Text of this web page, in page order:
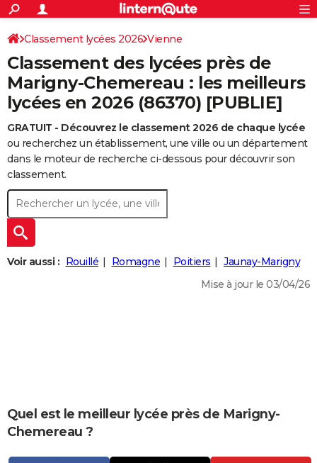
ACTUALITÉS
Politique
Société
Faits Divers
Education
Monde
Villes
+
SPORT
Coupe du monde 2026
Football
Tennis
Cyclisme
Rugby
Forum
CULTURE
Programme TV
TNT
Streaming
Cinéma
Sorties cinéma
Musique
+FINANCE
Retraite
Impôts
Epargne
Immobilier
Risques naturels par ville
Banque
Assurance
Crédit
AUTO
Essais
Réserver un essai
Citadines
Berlines
SUV
Forum auto
+
HIGH-TECH
BRICOLAGE
Forum
Aménagement intérieur
Extérieur
Cuisine
Salle de bains
Jardinage
Rangement
+WEEK-END
Guides de France
Escapades
Patrimoine
Expositions
Musées
Week-end nature
+
LIFESTYLE
CARTE DE VOEUX
S'inscrire
Connexion
Classement lycées 2026 Vienne
Classement des lycées près de
Marigny-Chemereau : les meilleurs
lycées en 2026 (86370) [PUBLIE]
GRATUIT - Découvrez le classement 2026 de chaque lycée
ou recherchez un établissement, une ville ou un département
dans le moteur de recherche ci-dessous pour découvrir son
classement.
Voir aussi : Rouillé Romagne Poitiers
Jaunay-Marigny
Mise à jour le 03/04/26
Quel est le meilleur lycée près de Marigny-
Chemereau ?